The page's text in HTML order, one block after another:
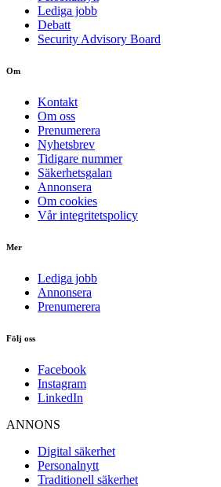
Lediga jobb
Debatt
Security Advisory Board
Om
Kontakt
Om oss
Prenumerera
Nyhetsbrev
Tidigare nummer
Säkerhetsgalan
Annonsera
Om cookies
Vår integritetspolicy
Mer
Lediga jobb
Annonsera
Prenumerera
Följ oss
Facebook
Instagram
LinkedIn
ANNONS
Digital säkerhet
Personalnytt
Traditionell säkerhet